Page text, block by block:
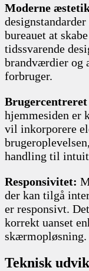
Moderne
bureauet at
tidssvarende
brandværdier og
forbruger.
Brugercentreret
hjemmesiden er
vil inkorporere
handling til
Responsivitet:
der kan tilgå
er responsivt.
korrekt uanset
skærmopløsning.
Teknisk